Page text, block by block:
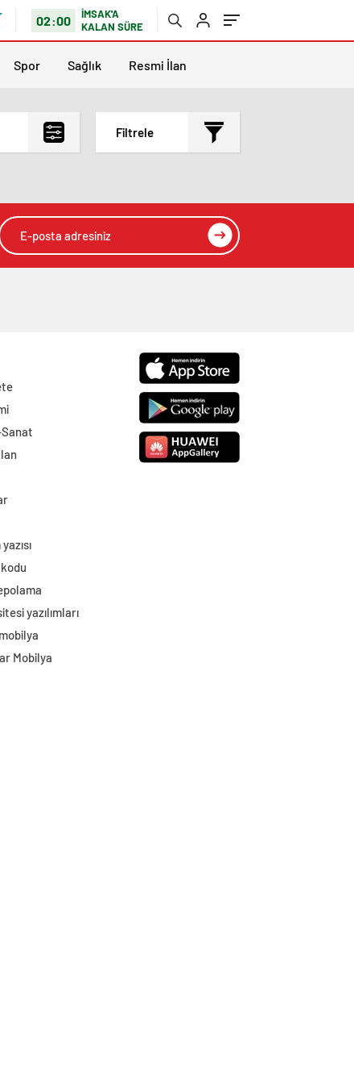
02:00
İMSAK'A
KALAN SÜRE
Spor Sağlık Resmi İlan
Filtrele
Yorum Sayısına Göre
En eskiler
yazılımları
Mobilya